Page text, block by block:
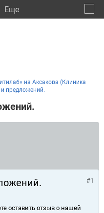
Eще
на Аксакова (Клиника
предложений.
#1
оставить отзыв о нашей